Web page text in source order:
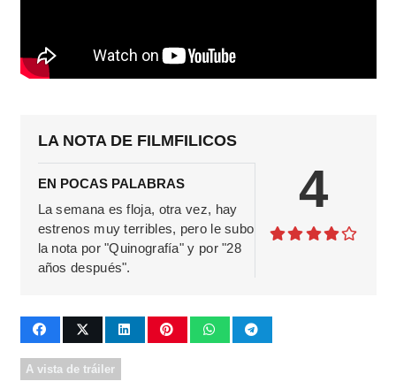
LA NOTA DE FILMFILICOS
EN POCAS PALABRAS
La semana es floja, otra vez, hay
estrenos muy terribles, pero le subo
la nota por "Quinografía" y por "28
años después".
4
A vista de tráiler